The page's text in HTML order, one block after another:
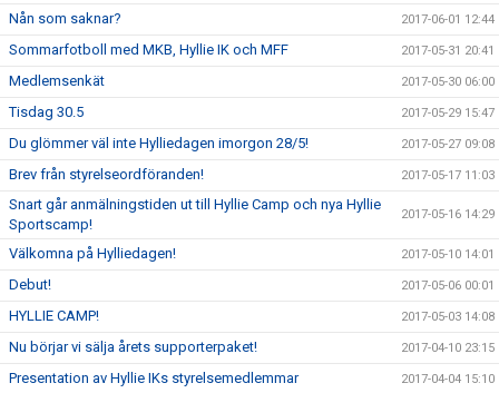
Nån som saknar? 2017-06-01 12:44
Sommarfotboll med MKB, Hyllie IK och MFF 2017-05-31 20:41
Medlemsenkät 2017-05-30 06:00
Tisdag 30.5 2017-05-29 15:47
Du glömmer väl inte Hylliedagen imorgon 28/5! 2017-05-27 09:08
Brev från styrelseordföranden! 2017-05-17 11:03
Snart går anmälningstiden ut till Hyllie Camp och nya Hyllie
Sportscamp!
2017-05-16 14:29
Välkomna på Hylliedagen! 2017-05-10 14:01
Debut! 2017-05-06 00:01
HYLLIE CAMP! 2017-05-03 14:08
Nu börjar vi sälja årets supporterpaket! 2017-04-10 23:15
Presentation av Hyllie IKs styrelsemedlemmar 2017-04-04 15:10